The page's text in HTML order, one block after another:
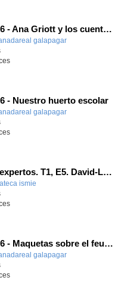
Podcast 25/26 - Ana Griott y los cuentos de las voces olvidadas
galapagar-
- Nuestro huerto escolar
galapagar-
Charlas con expertos. T1, E5. David-Li Ilundáin Reviriego
ismie
Podcast 25/26 - Maquetas sobre el feudalismo
galapagar-